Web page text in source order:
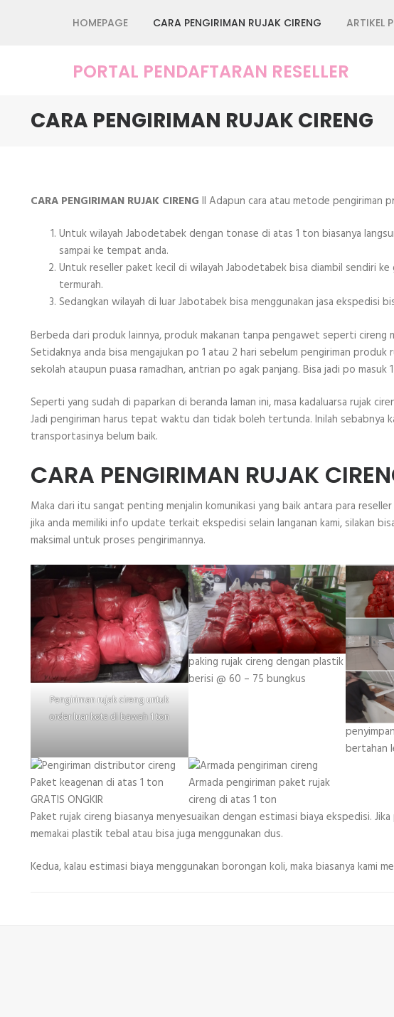
HOMEPAGE CARA PENGIRIMAN RUJAK CIRENG ARTIKEL
PORTAL PENDAFTARAN RESELLER
CARA PENGIRIMAN RUJAK CIRENG
CARA PENGIRIMAN RUJAK CIRENG II Adapun cara atau metode pengiriman
Untuk wilayah Jabodetabek dengan tonase di atas 1 ton biasanya
sampai ke tempat anda.
Untuk reseller paket kecil di wilayah Jabodetabek bisa diambil sendiri ke
termurah.
Sedangkan wilayah di luar Jabotabek bisa menggunakan jasa ekspedisi
Berbeda dari produk lainnya, produk makanan tanpa pengawet seperti cireng
Setidaknya anda bisa mengajukan po 1 atau 2 hari sebelum pengiriman
sekolah ataupun puasa ramadhan, antrian po agak panjang. Bisa jadi po masuk
Seperti yang sudah di paparkan di beranda laman ini, masa kadaluarsa rujak
Jadi pengiriman harus tepat waktu dan tidak boleh tertunda. Inilah sebabnya
transportasinya belum baik.
CARA PENGIRIMAN RUJAK
Maka dari itu sangat penting menjalin komunikasi yang baik antara para
jika anda memiliki info update terkait ekspedisi selain langanan kami, silakan
maksimal untuk proses pengirimannya.
Pengiriman rujak cireng untuk
order luar kota di bawah 1 ton
paking rujak cireng dengan plastik
berisi @ 60 – 75 bungkus
bertahan
Paket keagenan di atas 1 ton
GRATIS ONGKIR
Armada pengiriman paket rujak
cireng di atas 1 ton
Paket rujak cireng biasanya menyesuaikan dengan estimasi biaya ekspedisi.
memakai plastik tebal atau bisa juga menggunakan dus.
Kedua, kalau estimasi biaya menggunakan borongan koli, maka biasanya kami